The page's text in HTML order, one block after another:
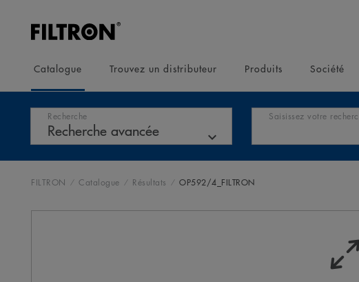
Catalogue Trouvez un distributeur Produits Société
Recherche Saisissez votre
FILTRON Catalogue Résultats OP592/4_FILTRON